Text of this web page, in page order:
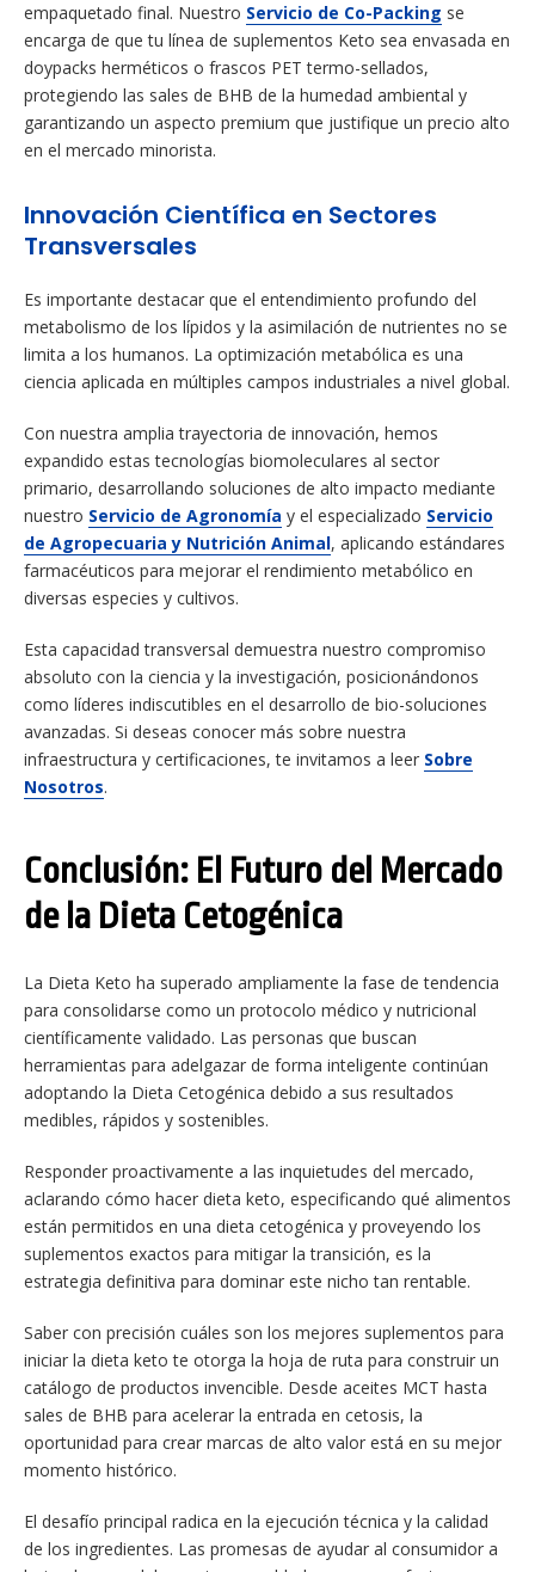
empaquetado final. Nuestro Servicio de Co-Packing se
encarga de que tu línea de suplementos Keto sea envasada en
doypacks herméticos o frascos PET termo-sellados,
protegiendo las sales de BHB de la humedad ambiental y
garantizando un aspecto premium que justifique un precio alto
en el mercado minorista.
Innovación Científica en Sectores
Transversales
Es importante destacar que el entendimiento profundo del
metabolismo de los lípidos y la asimilación de nutrientes no se
limita a los humanos. La optimización metabólica es una
ciencia aplicada en múltiples campos industriales a nivel global.
Con nuestra amplia trayectoria de innovación, hemos
expandido estas tecnologías biomoleculares al sector
primario, desarrollando soluciones de alto impacto mediante
nuestro Servicio de Agronomía y el especializado Servicio
de Agropecuaria y Nutrición Animal, aplicando estándares
farmacéuticos para mejorar el rendimiento metabólico en
diversas especies y cultivos.
Esta capacidad transversal demuestra nuestro compromiso
absoluto con la ciencia y la investigación, posicionándonos
como líderes indiscutibles en el desarrollo de bio-soluciones
avanzadas. Si deseas conocer más sobre nuestra
infraestructura y certificaciones, te invitamos a leer Sobre
Nosotros.
Conclusión: El Futuro del Mercado
de la Dieta Cetogénica
La Dieta Keto ha superado ampliamente la fase de tendencia
para consolidarse como un protocolo médico y nutricional
científicamente validado. Las personas que buscan
herramientas para adelgazar de forma inteligente continúan
adoptando la Dieta Cetogénica debido a sus resultados
medibles, rápidos y sostenibles.
Responder proactivamente a las inquietudes del mercado,
aclarando cómo hacer dieta keto, especificando qué alimentos
están permitidos en una dieta cetogénica y proveyendo los
suplementos exactos para mitigar la transición, es la
estrategia definitiva para dominar este nicho tan rentable.
Saber con precisión cuáles son los mejores suplementos para
iniciar la dieta keto te otorga la hoja de ruta para construir un
catálogo de productos invencible. Desde aceites MCT hasta
sales de BHB para acelerar la entrada en cetosis, la
oportunidad para crear marcas de alto valor está en su mejor
momento histórico.
El desafío principal radica en la ejecución técnica y la calidad
de los ingredientes. Las promesas de ayudar al consumidor a